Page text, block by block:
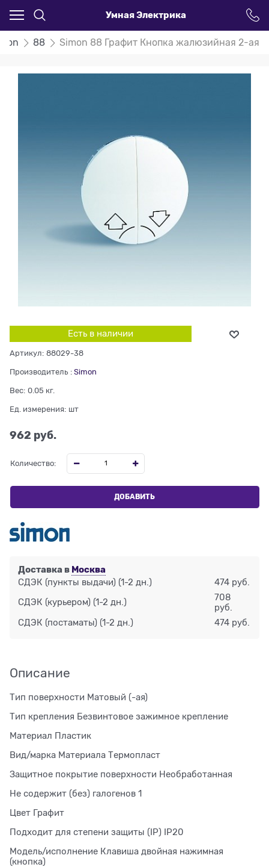
Умная Электрика
88 Simon 88 Графит Кнопка жалюзийная 2-ая
Есть в наличии
Артикул: 88029-38
Производитель : Simon
Вес: 0.05 кг.
Ед. измерения: шт
962 руб.
Количество:
ДОБАВИТЬ
Доставка в Москва
СДЭК (пункты выдачи) (1-2 дн.) 474 руб.
СДЭК (курьером) (1-2 дн.)
708
руб.
СДЭК (постаматы) (1-2 дн.) 474 руб.
Описание
Тип поверхности Матовый (-ая)
Тип крепления Безвинтовое зажимное крепление
Материал Пластик
Вид/марка Материала Термопласт
Защитное покрытие поверхности Необработанная
Не содержит (без) галогенов 1
Цвет Графит
Подходит для степени защиты (IP) IP20
Модель/исполнение Клавиша двойная нажимная
(кнопка)